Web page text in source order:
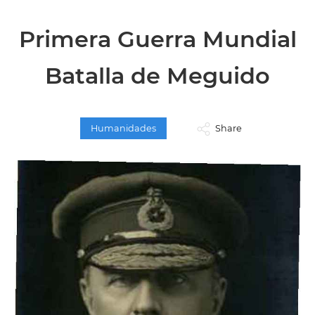
Primera Guerra Mundial
Batalla de Meguido
Humanidades Share